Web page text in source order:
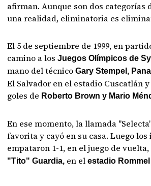
afirman. Aunque son dos categorías
una realidad, eliminatoria es
El 5 de septiembre de 1999, en
camino a los Juegos Olímpicos de
mano del técnico Gary Stempel,
El Salvador en el estadio Cuscatlán
goles de Roberto Brown y Mario
En ese momento, la llamada
favorita y cayó en su casa. Luego los
empataron 1-1, en el juego de vuelta,
"Tito" Guardia, en elestadio